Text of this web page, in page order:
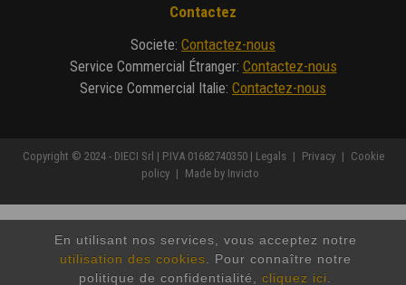
En utilisant nos services, vous acceptez notre
utilisation des cookies . Pour connaître notre
politique de confidentialité, cliquez ici
Contactez
Societe: Contactez-nous
Service Commercial Étranger: Contactez-nous
Service Commercial Italie: Contactez-nous
Copyright © 2024 - DIECI Srl | P.IVA 01682740350 | Legals | Privacy | Cookie
policy | Made by Invicto